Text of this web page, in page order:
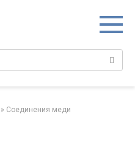
» Соединения меди